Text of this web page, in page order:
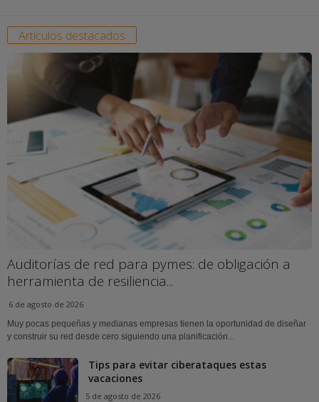
Artículos destacados
Auditorías de red para pymes: de obligación a
herramienta de resiliencia...
6 de agosto de 2026
Muy pocas pequeñas y medianas empresas tienen la oportunidad de diseñar
y construir su red desde cero siguiendo una planificación...
Tips para evitar ciberataques estas
vacaciones
5 de agosto de 2026